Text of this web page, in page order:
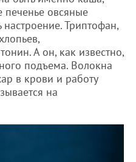
овсяные
Триптофан,
А он, как известно,
подъема. Волокна
в крови и работу
на